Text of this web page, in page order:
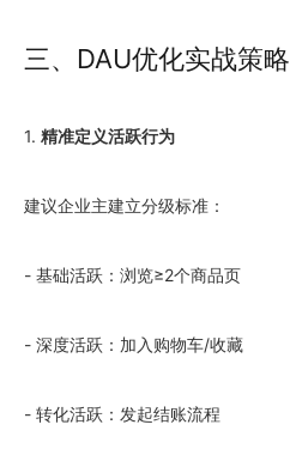
三、DAU优化实战策略
1. 精准定义活跃行为
建议企业主建立分级标准：
- 基础活跃：浏览≥2个商品页
- 深度活跃：加入购物车/收藏
- 转化活跃：发起结账流程